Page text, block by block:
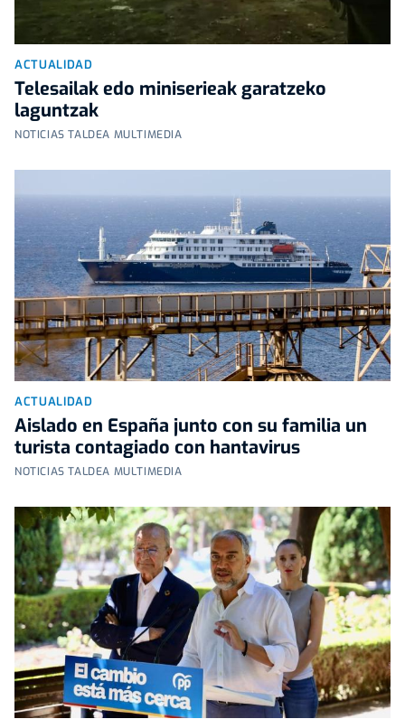
ACTUALIDAD
Telesailak edo miniserieak garatzeko
laguntzak
NOTICIAS TALDEA MULTIMEDIA
ACTUALIDAD
Aislado en España junto con su familia un
turista contagiado con hantavirus
NOTICIAS TALDEA MULTIMEDIA